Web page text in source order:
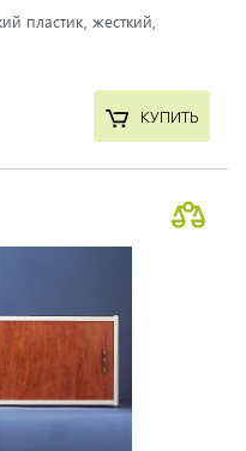
пластик, жесткий,
КУПИТЬ